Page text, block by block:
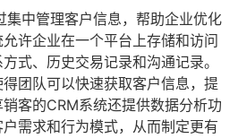
集中管理客户信息，帮助企业优化
许企业在一个平台上存储和访问
式、历史交易记录和沟通记录。
团队可以快速获取客户信息，提
客的CRM系统还提供数据分析功
需求和行为模式，从而制定更有